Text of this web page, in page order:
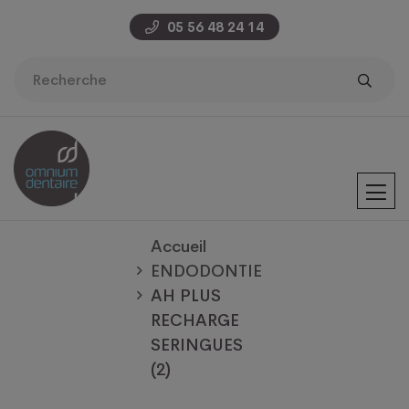
05 56 48 24 14
Accueil
ENDODONTIE
AH PLUS
RECHARGE
SERINGUES
(2)